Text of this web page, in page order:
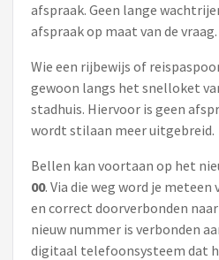
afspraak. Geen lange
afspraak op maat van de vraag.
Wie een rijbewijs of
gewoon langs het snelloket
stadhuis. Hiervoor is geen
wordt stilaan meer uitgebreid.
Bellen kan voortaan op het
00. Via die weg word je
en correct doorverbonden
nieuw nummer is verbonden
digitaal telefoonsysteem dat